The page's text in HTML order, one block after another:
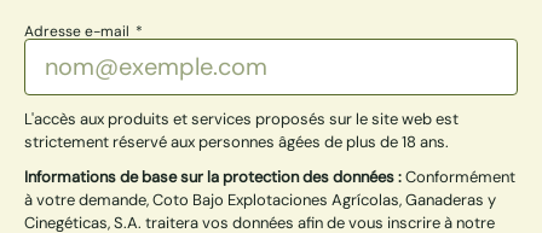
Adresse e-mail
L'accès aux produits et services proposés sur le site web est
strictement réservé aux personnes âgées de plus de 18 ans.
Informations de base sur la protection des données :Conformément
à votre demande, Coto Bajo Explotaciones Agrícolas, Ganaderas y
Cinegéticas, S.A. traitera vos données afin de vous inscrire à notre